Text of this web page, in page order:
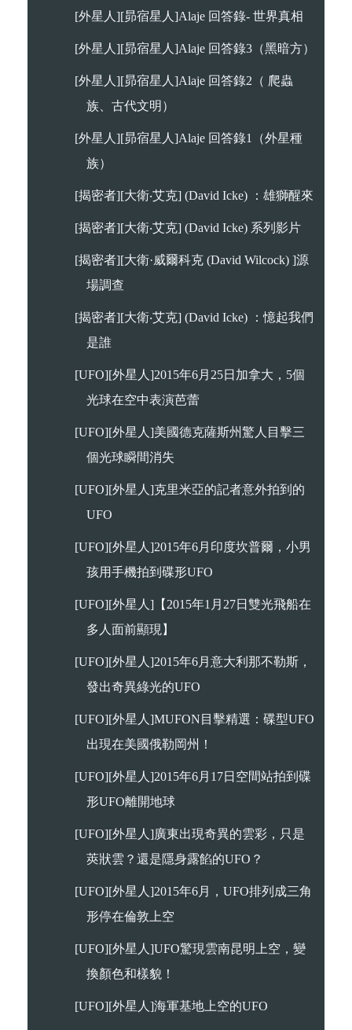
[外星人][昴宿星人]Alaje 回答錄- 世界真相
[外星人][昴宿星人]Alaje 回答錄3（黑暗方）
[外星人][昴宿星人]Alaje 回答錄2（ 爬蟲
族、古代文明）
[外星人][昴宿星人]Alaje 回答錄1（外星種
族）
[揭密者][大衛‧艾克] (David Icke) ：雄獅醒來
[揭密者][大衛‧艾克] (David Icke) 系列影片
[揭密者][大衛·威爾科克 (David Wilcock) ]源
場調查
[揭密者][大衛‧艾克] (David Icke) ：憶起我們
是誰
[UFO][外星人]2015年6月25日加拿大，5個
光球在空中表演芭蕾
[UFO][外星人]美國德克薩斯州驚人目擊三
個光球瞬間消失
[UFO][外星人]克里米亞的記者意外拍到的
UFO
[UFO][外星人]2015年6月印度坎普爾，小男
孩用手機拍到碟形UFO
[UFO][外星人]【2015年1月27日雙光飛船在
多人面前顯現】
[UFO][外星人]2015年6月意大利那不勒斯，
發出奇異綠光的UFO
[UFO][外星人]MUFON目擊精選：碟型UFO
出現在美國俄勒岡州！
[UFO][外星人]2015年6月17日空間站拍到碟
形UFO離開地球
[UFO][外星人]廣東出現奇異的雲彩，只是
莢狀雲？還是隱身露餡的UFO？
[UFO][外星人]2015年6月，UFO排列成三角
形停在倫敦上空
[UFO][外星人]UFO驚現雲南昆明上空，變
換顏色和樣貌！
[UFO][外星人]海軍基地上空的UFO